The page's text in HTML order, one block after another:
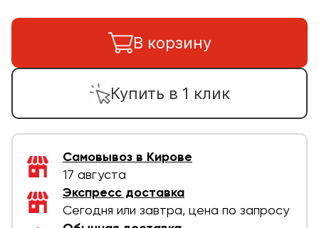
В корзину
Купить в 1 клик
Самовывоз в Кирове
17 августа
Экспресс доставка
Сегодня или завтра, цена по запросу